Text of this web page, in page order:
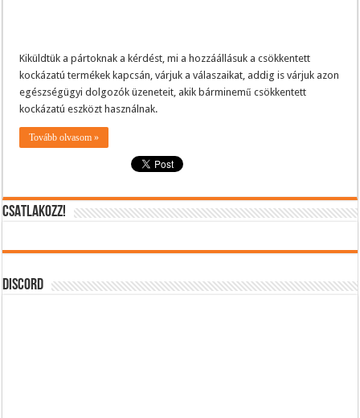
Kiküldtük a pártoknak a kérdést, mi a hozzáállásuk a csökkentett
kockázatú termékek kapcsán, várjuk a válaszaikat, addig is várjuk azon
egészségügyi dolgozók üzeneteit, akik bárminemű csökkentett
kockázatú eszközt használnak.
Tovább olvasom »
CSATLAKOZZ!
DISCORD